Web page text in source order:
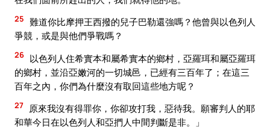
25 難道你比摩押王西撥的兒子巴勒還強嗎？他曾與以色列人
爭競，或是與他們爭戰嗎？
26 以色列人住希實本和屬希實本的鄉村，亞羅珥和屬亞羅珥
的鄉村，並沿亞嫩河的一切城邑，已經有三百年了；在這三
百年之內，你們為什麼沒有取回這些地方呢？
27 原來我沒有得罪你，你卻攻打我，惡待我。願審判人的耶
和華今日在以色列人和亞捫人中間判斷是非。」